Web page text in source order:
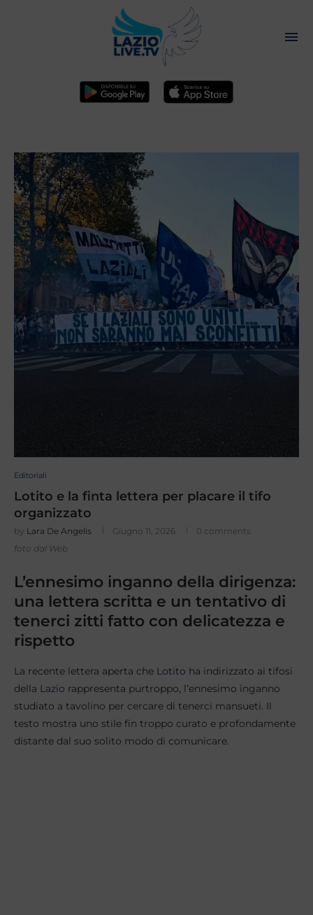
Editoriali
Lotito e la finta lettera per placare il tifo
organizzato
by Lara De Angelis Giugno 11, 2026
0 comments
foto dal Web
L’ennesimo inganno della dirigenza:
una lettera scritta e un tentativo di
tenerci zitti fatto con delicatezza e
rispetto
​La recente lettera aperta che Lotito ha indirizzato ai tifosi
della Lazio rappresenta purtroppo, l’ennesimo inganno
studiato a tavolino per cercare di tenerci mansueti. Il
testo mostra uno stile fin troppo curato e profondamente
distante dal suo solito modo di comunicare.